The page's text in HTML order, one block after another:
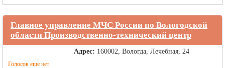
Главное управление МЧС России по Вологодской
области Производственно-технический центр
Голосов еще нет
Адрес: 160002, Вологда, Лечебная, 24